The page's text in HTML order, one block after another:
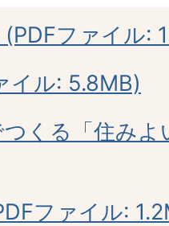
ファイル:
イル: 5.8MB)
くる「住み
ファイル: